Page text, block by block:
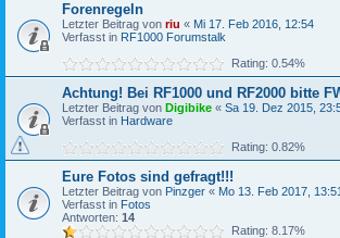
Forenregeln
Letzter Beitrag von riu « Mi 17. Feb 2016, 12:54
Verfasst in RF1000 Forumstalk
Rating: 0.54%
Achtung! Bei RF1000 und RF2000 bitte
Letzter Beitrag von Digibike « Sa 19. Dez 2015,
Verfasst in Hardware
Rating: 0.82%
Eure Fotos sind gefragt!!!
Letzter Beitrag von Pinzger « Mo 13. Feb 2017, 13:51
Verfasst in Fotos
Antworten: 14
Rating: 8.17%